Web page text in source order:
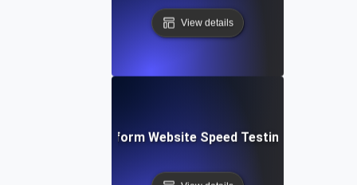
View details
Collaborative Platform Website Speed Testing &